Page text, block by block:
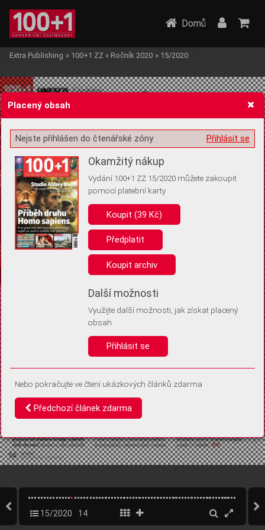
Žádost o souhlas s ukládáním volitelných informací
Pro základní fungování webu nepotřebujeme ukládat žádné informace
(tzv. cookies apod.). Rádi bychom vás ale požádali o souhlas s
uložením volitelných informací:
Anonymní unikátní ID
Díky němu příště poznáme, že se jedná o stejné zařízení, a
Identifikátor je zcela anonymní.
Vaše souhlasy a odmítnutí si ukládáme do vašeho zařízení, abychom se
vás už příště znovu neptali. Můžete je kdykoli později upravit ve Správě
Domů
Extra Publishing » 100+1 ZZ » Ročník 2020 » 15/2020
15/2020 14
Placený obsah
Přihlásit se
Nejste přihlášen do čtenářské zóny
Okamžitý nákup
Vydání 100+1 ZZ 15/2020 můžete zakoupit
pomocí platební karty
Koupit (39 Kč)
Předplatit
Koupit archiv
Další možnosti
Využijte další možnosti, jak získat placený
obsah
Přihlásit se
Nebo pokračujte ve čtení ukázkových článků zdarma
Předchozí článek zdarma